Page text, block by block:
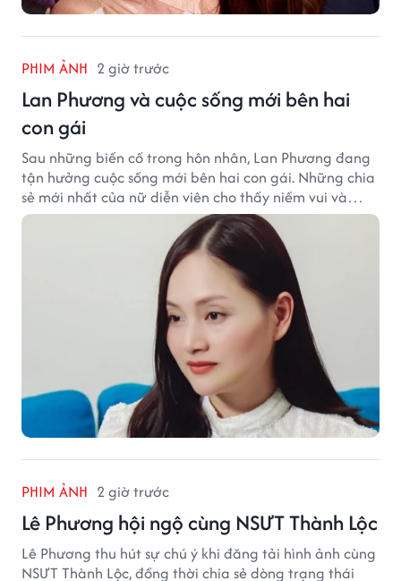
PHIM ẢNH 2 giờ trước
Lan Phương và cuộc sống mới bên hai
con gái
Sau những biến cố trong hôn nhân, Lan Phương đang
tận hưởng cuộc sống mới bên hai con gái. Những chia
sẻ mới nhất của nữ diễn viên cho thấy niềm vui và
hạnh phúc hiện tại đến từ những điều bình dị mỗi
PHIM ẢNH 2 giờ trước
Lê Phương hội ngộ cùng NSƯT Thành Lộc
Lê Phương thu hút sự chú ý khi đăng tải hình ảnh cùng
NSƯT Thành Lộc, đồng thời chia sẻ dòng trạng thái